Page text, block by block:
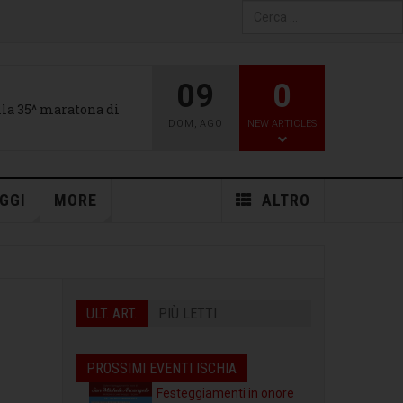
for results.
35^ maratona di
09
DOM , AGO
0
NEW ARTICLES
ALTRO
MORE
ULT. ART. PIÙ LETTI
PROSSIMI EVENTI ISCHIA
Festeggiamenti in onore